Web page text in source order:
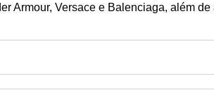
Armour, Versace e Balenciaga, além